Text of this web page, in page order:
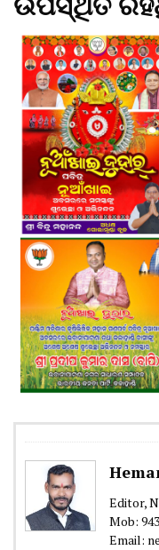
Editor,
Mob:
Email: